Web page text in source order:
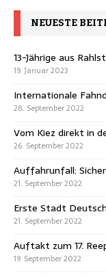
NEUESTE
13-Jährige aus
19. Januar 2023
Internationale
28. September 2022
Vom Kiez direkt in
26. September 2022
Auffahrunfall:
21. September 2022
Erste Stadt
21. September 2022
Auftakt zum 17.
19. September 2022